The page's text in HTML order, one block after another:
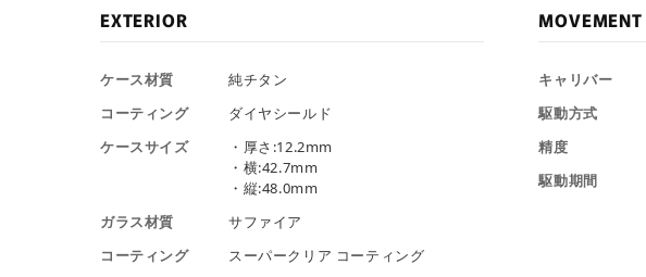
EXTERIOR
ケース材質
純チタン
コーティング
ダイヤシールド
ケースサイズ
・厚さ:12.2mm
・横:42.7mm
・縦:48.0mm
ガラス材質
サファイア
コーティング
スーパークリア コーティング
MOVEMENT
キャリバー
駆動方式
精度
駆動期間